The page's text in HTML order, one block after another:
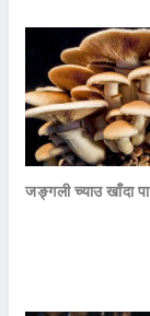
जङ्गली च्याउ खाँदा